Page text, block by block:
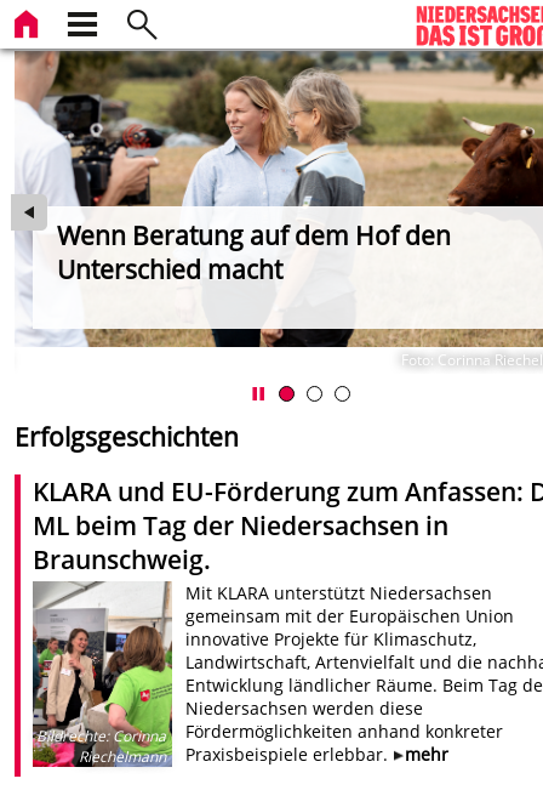
Wenn Beratung auf dem Hof den
Unterschied macht
Foto: Corinna
Erfolgsgeschichten
KLARA und EU-Förderung zum Anfassen:
ML beim Tag der Niedersachsen in
Braunschweig.
Bildrechte:Corinna
Riechelmann
Mit KLARA unterstützt Niedersachsen
gemeinsam mit der Europäischen Union
innovative Projekte für Klimaschutz,
Landwirtschaft, Artenvielfalt und die
Entwicklung ländlicher Räume. Beim Tag
Niedersachsen werden diese
Fördermöglichkeiten anhand konkreter
Praxisbeispiele erlebbar.
mehr